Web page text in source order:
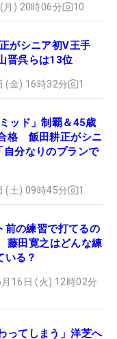
月) 20時06分 10
がシニア初V王手
晋呉らは13位
(金) 16時32分 1
ッド」制覇＆45歳
格 飯田耕正がシニ
自分なりのプランで
(土) 09時45分 1
前の練習で打てるの
田寛之はどんな練
いる？
16日 (火) 12時02分
ってしまう」洋芝へ